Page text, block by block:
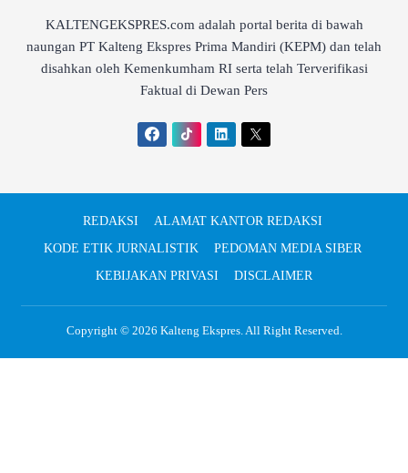
KALTENGEKSPRES.com adalah portal berita di bawah
naungan PT Kalteng Ekspres Prima Mandiri (KEPM) dan telah
disahkan oleh Kemenkumham RI serta telah Terverifikasi
Faktual di Dewan Pers
REDAKSI
ALAMAT KANTOR REDAKSI
KODE ETIK JURNALISTIK
PEDOMAN MEDIA SIBER
KEBIJAKAN PRIVASI
DISCLAIMER
Copyright © 2026 Kalteng Ekspres. All Right Reserved.